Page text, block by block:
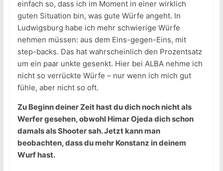
einfach so, dass ich im Moment in einer wirklich
guten Situation bin, was gute Würfe angeht. In
Ludwigsburg habe ich mehr schwierige Würfe
nehmen müssen: aus dem Eins-gegen-Eins, mit
step-backs. Das hat wahrscheinlich den Prozentsatz
um ein paar unkte gesenkt. Hier bei ALBA nehme ich
nicht so verrückte Würfe – nur wenn ich mich gut
fühle, aber nicht so oft.
Zu Beginn deiner Zeit hast du dich noch nicht als
Werfer gesehen, obwohl Himar Ojeda dich schon
damals als Shooter sah. Jetzt kann man
beobachten, dass du mehr Konstanz in deinem
Wurf hast.